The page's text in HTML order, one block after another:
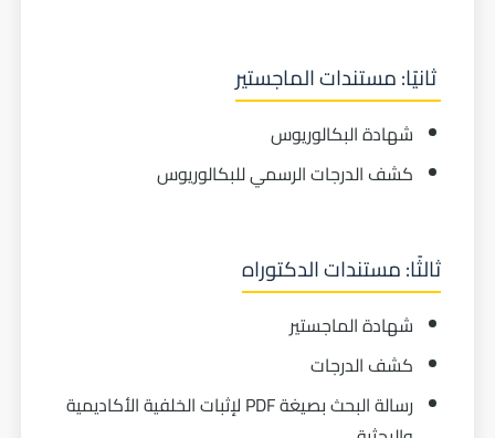
ثانيًا: مستندات الماجستير
شهادة البكالوريوس
كشف الدرجات الرسمي للبكالوريوس
ثالثًا: مستندات الدكتوراه
شهادة الماجستير
كشف الدرجات
رسالة البحث بصيغة PDF لإثبات الخلفية الأكاديمية